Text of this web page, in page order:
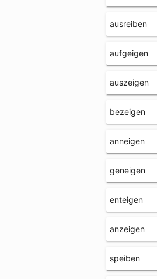
ausreiben
aufgeigen
auszeigen
bezeigen
anneigen
geneigen
enteigen
anzeigen
speiben